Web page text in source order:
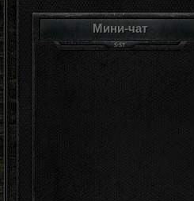
Мини-чат